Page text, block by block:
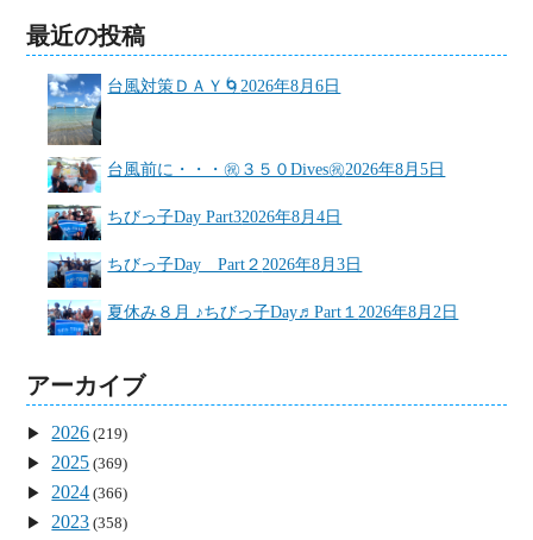
最近の投稿
台風対策ＤＡＹ🌀2026年8月6日
台風前に・・・㊗３５０Dives㊗2026年8月5日
ちびっ子Day Part32026年8月4日
ちびっ子Day Part２2026年8月3日
夏休み８月 ♪ちびっ子Day♬Part１2026年8月2日
アーカイブ
2026 (219)
2025 (369)
2024 (366)
2023 (358)